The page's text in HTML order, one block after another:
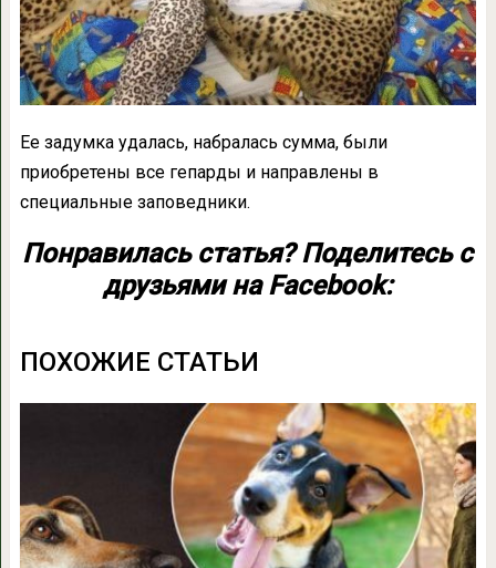
Ее задумка удалась, набралась сумма, были
приобретены все гепарды и направлены в
специальные заповедники.
Понравилась статья? Поделитесь с
друзьями на Facebook:
ПОХОЖИЕ СТАТЬИ